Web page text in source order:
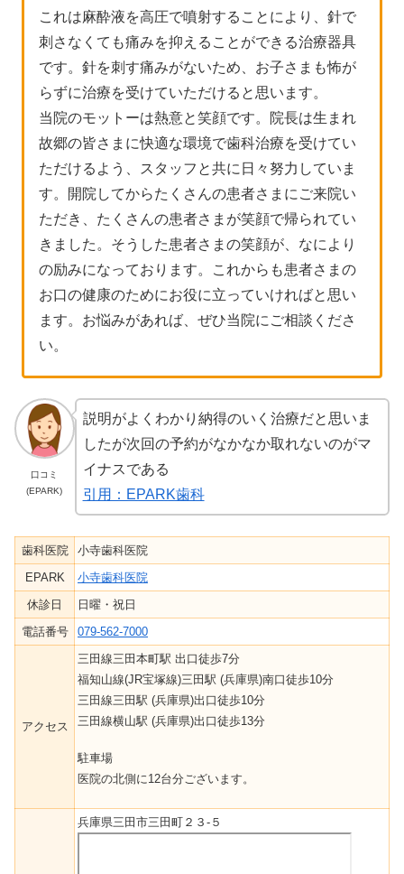
これは麻酔液を高圧で噴射することにより、針で
刺さなくても痛みを抑えることができる治療器具
です。針を刺す痛みがないため、お子さまも怖が
らずに治療を受けていただけると思います。
当院のモットーは熱意と笑顔です。院長は生まれ
故郷の皆さまに快適な環境で歯科治療を受けてい
ただけるよう、スタッフと共に日々努力していま
す。開院してからたくさんの患者さまにご来院い
ただき、たくさんの患者さまが笑顔で帰られてい
きました。そうした患者さまの笑顔が、なにより
の励みになっております。これからも患者さまの
お口の健康のためにお役に立っていければと思い
ます。お悩みがあれば、ぜひ当院にご相談くださ
い。
口コミ
(EPARK)
説明がよくわかり納得のいく治療だと思いま
したが次回の予約がなかなか取れないのがマ
イナスである
引用：EPARK歯科
歯科医院
小寺歯科医院
EPARK
小寺歯科医院
休診日
日曜・祝日
電話番号
079-562-7000
アクセス
三田線三田本町駅 出口徒歩7分
福知山線(JR宝塚線)三田駅 (兵庫県)南口徒歩10分
三田線三田駅 (兵庫県)出口徒歩10分
三田線横山駅 (兵庫県)出口徒歩13分
駐車場
医院の北側に12台分ございます。
兵庫県三田市三田町２３-５